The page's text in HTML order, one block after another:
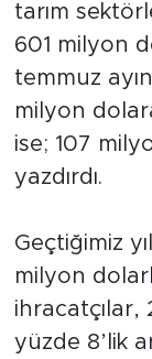
tarım
601 milyon
temmuz
milyon
ise; 107
yazdırdı.
Geçtiğimiz
milyon
ihracatçılar,
yüzde 8’lik